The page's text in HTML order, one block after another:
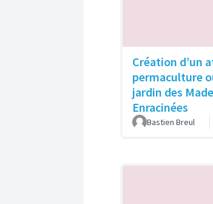
Création d’un
permaculture
jardin des
Enracinées
Bastien Breul